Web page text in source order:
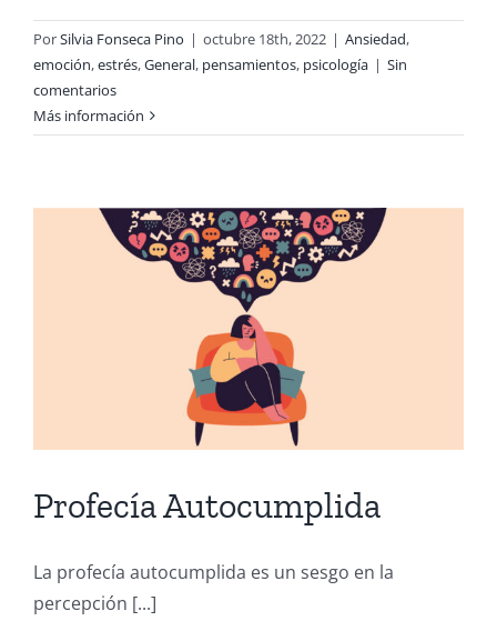
PorSilvia Fonseca Pino | octubre 18th, 2022 | Ansiedad,
emoción,estrés,General, pensamientos, psicología | Sin
comentarios
Más información
Profecía Autocumplida
La profecía autocumplida es un sesgo en la
percepción [...]